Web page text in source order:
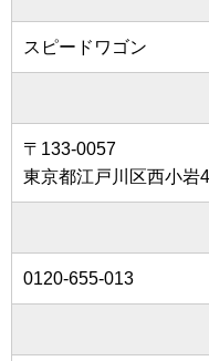
スピードワゴン
〒133-0057
東京都江戸川区西小岩
0120-655-013